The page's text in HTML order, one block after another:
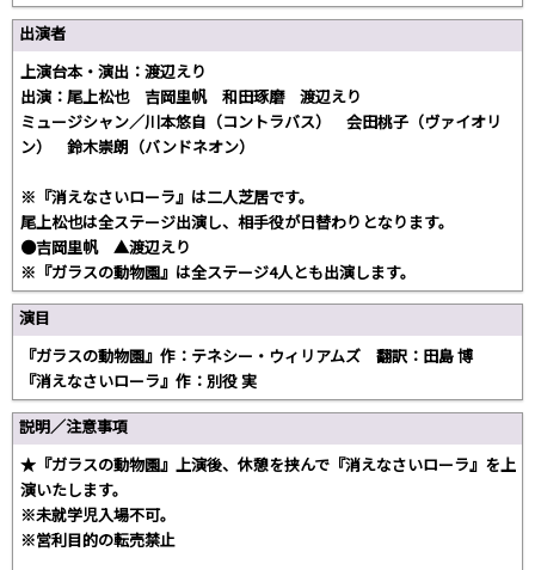
出演者
上演台本・演出：渡辺えり
出演：尾上松也 吉岡里帆 和田琢磨 渡辺えり
ミュージシャン／川本悠自（コントラバス） 会田桃子（ヴァイオリ
ン） 鈴木崇朗（バンドネオン）
※『消えなさいローラ』は二人芝居です。
尾上松也は全ステージ出演し、相手役が日替わりとなります。
●吉岡里帆 ▲渡辺えり
※『ガラスの動物園』は全ステージ4人とも出演します。
演目
『ガラスの動物園』作：テネシー・ウィリアムズ 翻訳：田島 博
『消えなさいローラ』作：別役 実
説明／注意事項
★『ガラスの動物園』上演後、休憩を挟んで『消えなさいローラ』を上
演いたします。
※未就学児入場不可。
※営利目的の転売禁止